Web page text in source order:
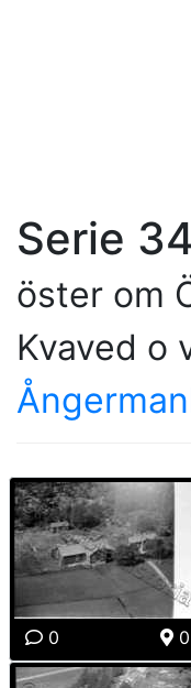
Serie
öster om
Kvaved o
0 0